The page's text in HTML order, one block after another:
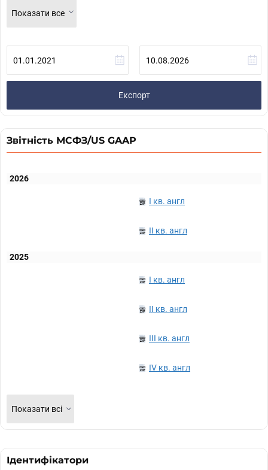
Показати все
Експорт
Звітність МСФЗ/US GAAP
2026
I кв. англ
II кв. англ
2025
I кв. англ
II кв. англ
III кв. англ
IV кв. англ
Показати всі
Ідентифікатори